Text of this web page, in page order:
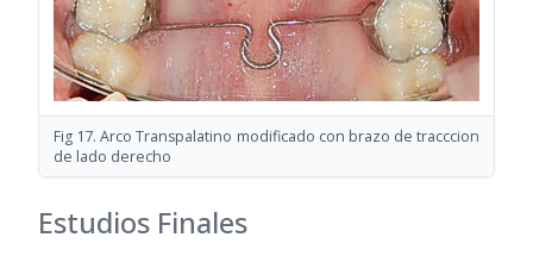
Fig 17. Arco Transpalatino modificado con brazo de tracccion
de lado derecho
Estudios Finales